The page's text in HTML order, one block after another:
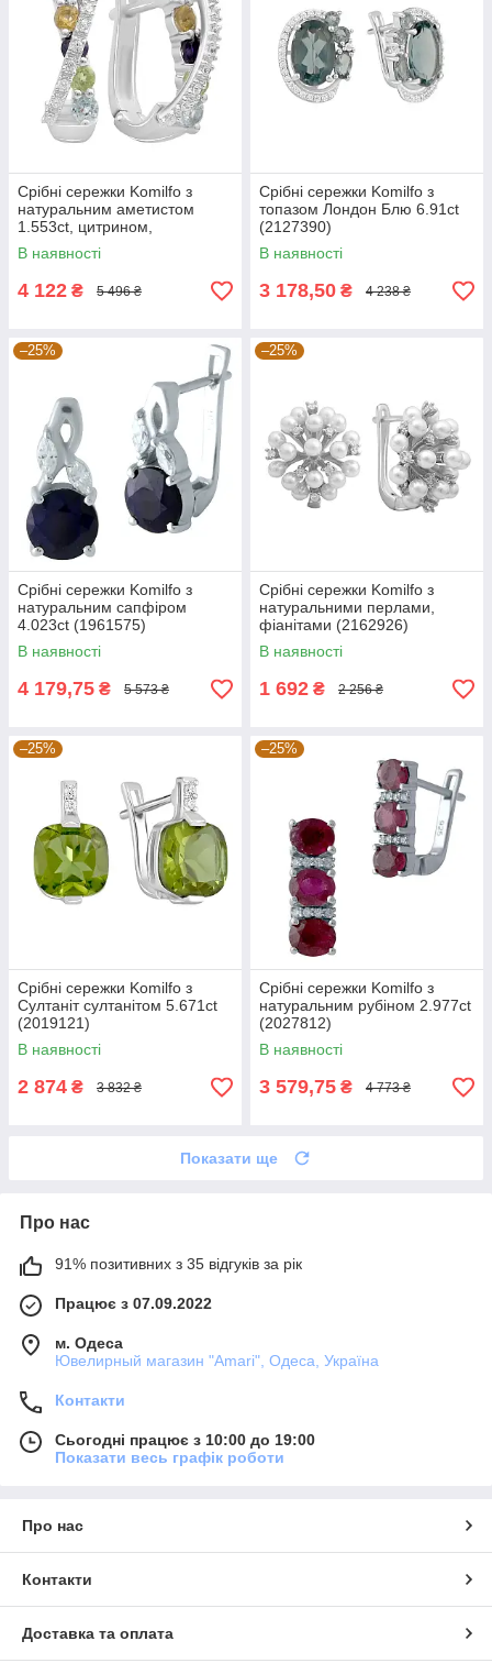
Срібні сережки Komilfo з
натуральним аметистом
1.553ct, цитрином,
хризолітом, топазом
(2193265)
В наявності
4 122 ₴ 5 496 ₴
Срібні сережки Komilfo з
топазом Лондон Блю 6.91ct
(2127390)
В наявності
3 178,50 ₴ 4 238 ₴
–25%
Срібні сережки Komilfo з
натуральним сапфіром
4.023ct (1961575)
В наявності
4 179,75 ₴ 5 573 ₴
–25%
Срібні сережки Komilfo з
натуральними перлами,
фіанітами (2162926)
В наявності
1 692 ₴ 2 256 ₴
–25%
Срібні сережки Komilfo з
Султаніт султанітом 5.671ct
(2019121)
В наявності
2 874 ₴ 3 832 ₴
–25%
Срібні сережки Komilfo з
натуральним рубіном 2.977ct
(2027812)
В наявності
3 579,75 ₴ 4 773 ₴
Показати ще
Про нас
91% позитивних з 35 відгуків за рік
Працює з 07.09.2022
м. Одеса
Ювелирный магазин "Amari", Одеса, Україна
Контакти
Сьогодні працює з 10:00 до 19:00
Показати весь графік роботи
Про нас
Контакти
Доставка та оплата